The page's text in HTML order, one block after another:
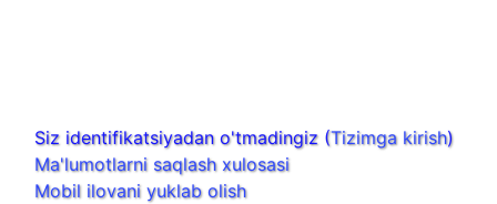
Siz identifikatsiyadan o'tmadingiz (Tizimga kirish)
Ma'lumotlarni saqlash xulosasi
Mobil ilovani yuklab olish